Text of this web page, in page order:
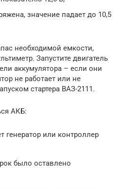
значение падает до 10,5
необходимой емкости,
Запустите двигатель
аккумулятора – если они
не работает или не
стартера ВАЗ-2111.
АКБ:
генератор или контроллер
было оставлено